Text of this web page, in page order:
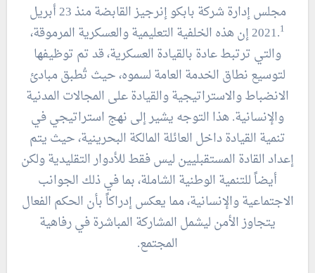
مجلس إدارة شركة بابكو إنرجيز القابضة منذ 23 أبريل
2021.1
إن هذه الخلفية التعليمية والعسكرية المرموقة،
والتي ترتبط عادة بالقيادة العسكرية، قد تم توظيفها
لتوسيع نطاق الخدمة العامة لسموه، حيث تُطبق مبادئ
الانضباط والاستراتيجية والقيادة على المجالات المدنية
والإنسانية. هذا التوجه يشير إلى نهج استراتيجي في
تنمية القيادة داخل العائلة المالكة البحرينية، حيث يتم
إعداد القادة المستقبليين ليس فقط للأدوار التقليدية ولكن
أيضاً للتنمية الوطنية الشاملة، بما في ذلك الجوانب
الاجتماعية والإنسانية، مما يعكس إدراكاً بأن الحكم الفعال
يتجاوز الأمن ليشمل المشاركة المباشرة في رفاهية
المجتمع.